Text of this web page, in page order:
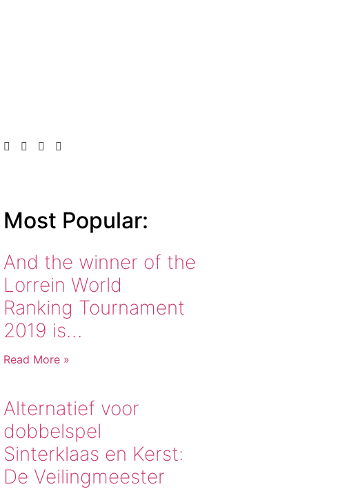
Most Popular:
And the winner of the
Lorrein World
Ranking Tournament
2019 is…
Read More »
Alternatief voor
dobbelspel
Sinterklaas en Kerst:
De Veilingmeester